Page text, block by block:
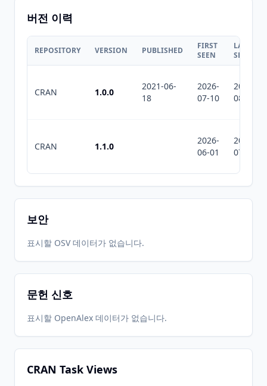
버전 이력
REPOSITORY VERSION PUBLISHED
FIRST
SEEN
LAST
SEEN
CRAN 1.0.0
2021-06-
18
2026-
07-10
2026-
08-08
CRAN 1.1.0
2026-
06-01
2026-
07-10
보안
표시할 OSV 데이터가 없습니다.
문헌 신호
표시할 OpenAlex 데이터가 없습니다.
CRAN Task Views